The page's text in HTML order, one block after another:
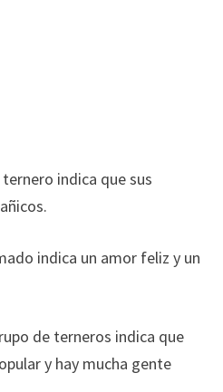
indica que sus
indica un amor feliz y un
de terneros indica que
y hay mucha gente